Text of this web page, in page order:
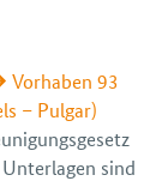
Vorhaben 93
– Pulgar)
sind